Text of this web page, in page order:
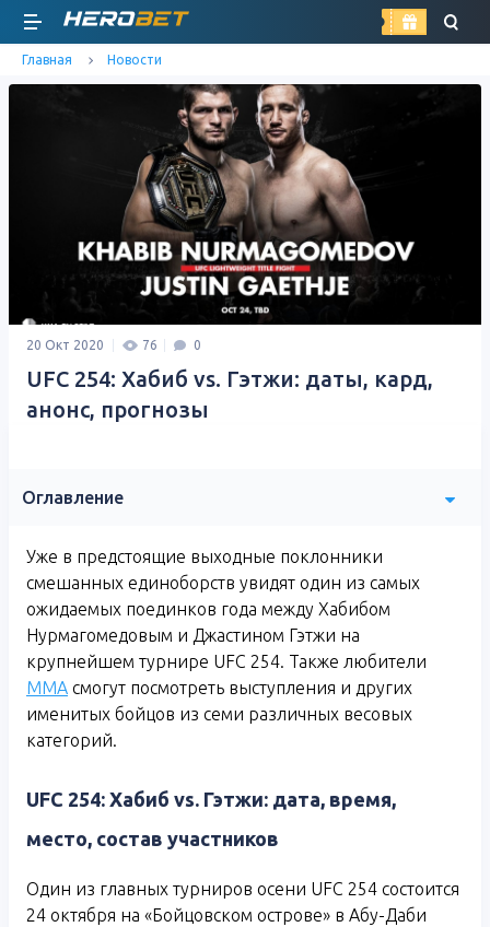
найти
Главная Новости
20 Окт 2020 76 0
UFC 254: Хабиб vs. Гэтжи: даты, кард,
анонс, прогнозы
Оглавление
Уже в предстоящие выходные поклонники
смешанных единоборств увидят один из самых
ожидаемых поединков года между Хабибом
Нурмагомедовым и Джастином Гэтжи на
крупнейшем турнире UFC 254. Также любители
ММА смогут посмотреть выступления и других
именитых бойцов из семи различных весовых
категорий.
UFC 254: Хабиб vs. Гэтжи: дата, время,
место, состав участников
Один из главных турниров осени UFC 254 состоится
24 октября на «Бойцовском острове» в Абу-Даби